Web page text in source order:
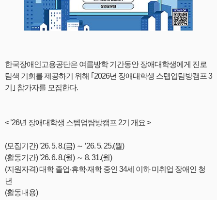
한국장애인고용공단은 여름방학 기간동안 장애대학생에게 진로
탐색 기회를 제공하기 위해 ｢2026년 장애대학생 스텝업탐방캠프 3
기｣ 참가자를 모집한다.
< ’26년 장애대학생 스텝업탐방캠프 2기 개요 >
(모집기간) ’26. 5. 8.(금) ～ ’26. 5. 25.(월)
(활동기간) ’26. 6. 8.(월) ～ 8. 31.(월)
(지원자격) 대학 졸업‧휴학‧재학 중인 34세 이하 미취업 장애인 청
년
(활동내용)